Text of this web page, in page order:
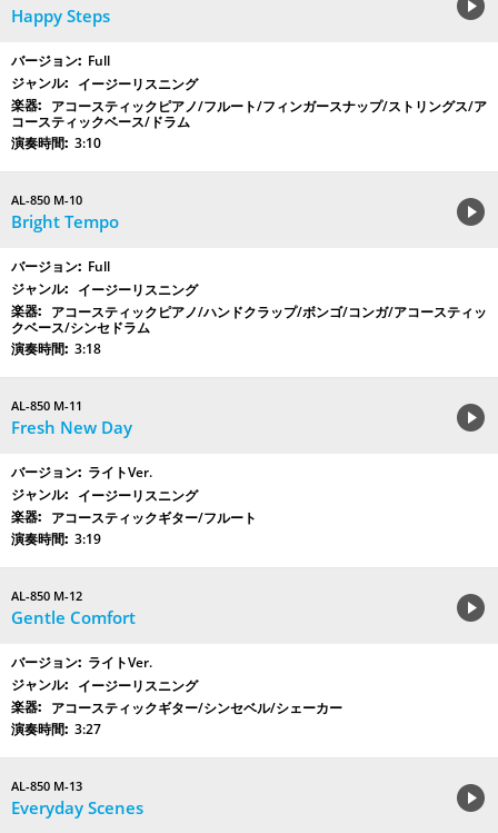
Happy Steps
Full
イージーリスニング
アコースティックピアノ/フルート/フィンガースナップ/ストリングス/ア
コースティックベース/ドラム
3:10
AL-850 M-10
Bright Tempo
Full
イージーリスニング
アコースティックピアノ/ハンドクラップ/ボンゴ/コンガ/アコースティッ
クベース/シンセドラム
3:18
AL-850 M-11
Fresh New Day
ライトVer.
イージーリスニング
アコースティックギター/フルート
3:19
AL-850 M-12
Gentle Comfort
ライトVer.
イージーリスニング
アコースティックギター/シンセベル/シェーカー
3:27
AL-850 M-13
Everyday Scenes